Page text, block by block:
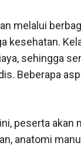
melalui
kesehatan.
sehingga
Beberapa
peserta akan
anatomi